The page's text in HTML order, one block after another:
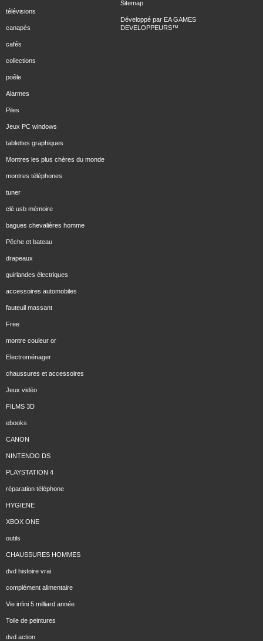
télévisions
canapés
cafés
collections
poêle
Alarmes
Piles
Jeux PC windows
tablettes graphiques
Montres les plus chères du monde
montres téléphones
tuner
clé usb mémoire
bagues chevalières homme
Pêche et bateau
drapeaux
guirlandes électriques
accessoires automobiles
fauteuil massant
Free
montre couleur or
Electroménager
chaussures et accessoires
Jeux vidéo
FILMS 3D
ebooks
CANON
NINTENDO DS
PLAYSTATION 4
réparation téléphone
HYGIENE
XBOX ONE
outils
CHAUSSURES HOMMES
dvd histoire vrai
complément alimentaire
Vie infini 5 milliard année
Toile de peintures
dvd action
Sitemap
Développé par EA GAMES
DEVELOPPEURS™